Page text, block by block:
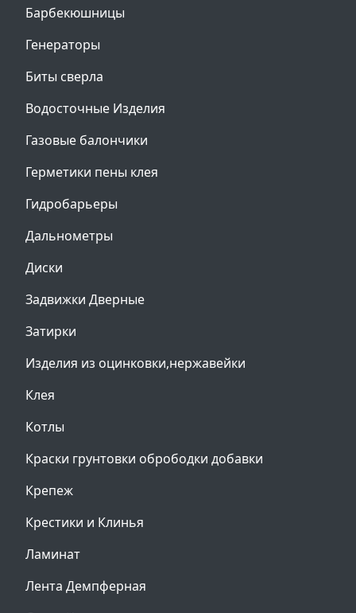
Барбекюшницы
Генераторы
Биты сверла
Водосточные Изделия
Газовые балончики
Герметики пены клея
Гидробарьеры
Дальнометры
Диски
Задвижки Дверные
Затирки
Изделия из оцинковки,нержавейки
Клея
Котлы
Краски грунтовки обрободки добавки
Крепеж
Крестики и Клинья
Ламинат
Лента Демпферная